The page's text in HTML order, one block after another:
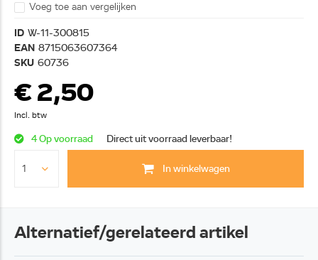
Voeg toe aan vergelijken
ID W-11-300815
EAN 8715063607364
SKU 60736
€ 2,50
Incl. btw
4 Op voorraad Direct uit voorraad leverbaar!
In winkelwagen
Alternatief/gerelateerd artikel